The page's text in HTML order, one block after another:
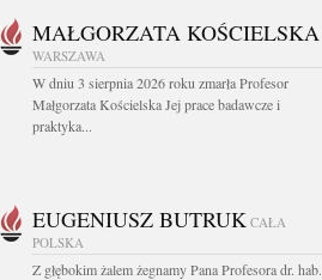
MAŁGORZATA KOŚCIELSKA
WARSZAWA
W dniu 3 sierpnia 2026 roku zmarła Profesor
Małgorzata Kościelska Jej prace badawcze i
praktyka...
EUGENIUSZ BUTRUK CAŁA
POLSKA
Z głębokim żalem żegnamy Pana Profesora dr. hab.